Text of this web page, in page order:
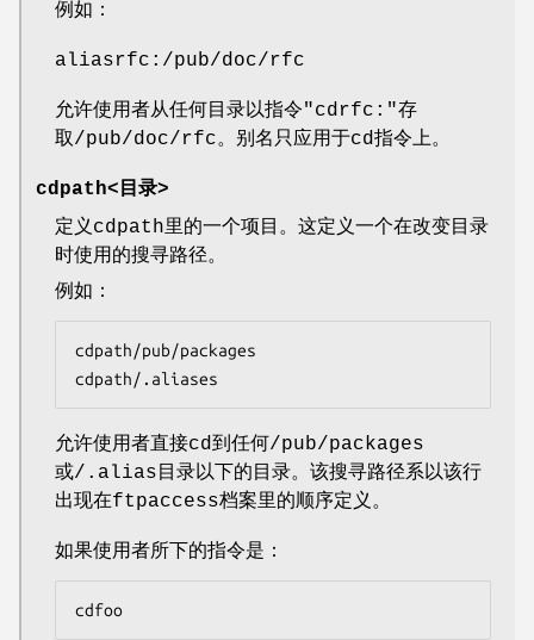
例如：
aliasrfc:/pub/doc/rfc
允许使用者从任何目录以指令"cdrfc:"存
取/pub/doc/rfc。别名只应用于cd指令上。
cdpath<目录>
定义cdpath里的一个项目。这定义一个在改变目录
时使用的搜寻路径。
例如：
cdpath/pub/packages
cdpath/.aliases
允许使用者直接cd到任何/pub/packages
或/.alias目录以下的目录。该搜寻路径系以该行
出现在ftpaccess档案里的顺序定义。
如果使用者所下的指令是：
cdfoo